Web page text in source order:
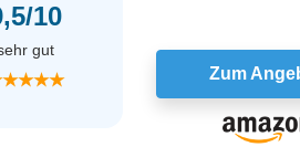
10
gut
Zum